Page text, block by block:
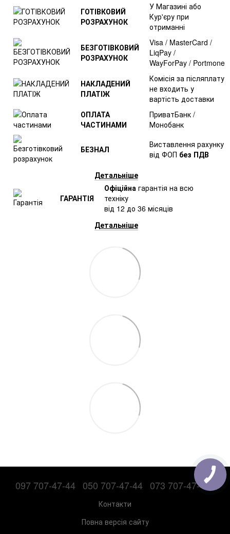
ГОТІВКОВИЙ
РОЗРАХУНОК
У Магазині або
Кур'єру при
отриманні
БЕЗГОТІВКОВИЙ
РОЗРАХУНОК
Visa / MasterCard /
LiqPay /
WayForPay / Portmone
НАКЛАДЕНИЙ
ПЛАТІЖ
Комісія за післяплату
не входить у
вартість доставки
ОПЛАТА
ЧАСТИНАМИ
ПриватБанк /
Монобанк
БЕЗНАЛ
Виставлення рахунку
від ФОП без ПДВ
Детальніше
ГАРАНТІЯ
Офіційна гарантія на всю
техніку
від 12 до 36 місяців
Детальніше
097 707-47-44 050 707-47-44 073 707-47-44
Контакти
Повна версія сайту